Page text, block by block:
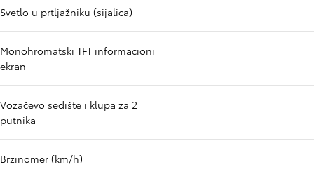
Svetlo u prtljažniku (sijalica)
Monohromatski TFT informacioni
ekran
Vozačevo sedište i klupa za 2
putnika
Brzinomer (km/h)